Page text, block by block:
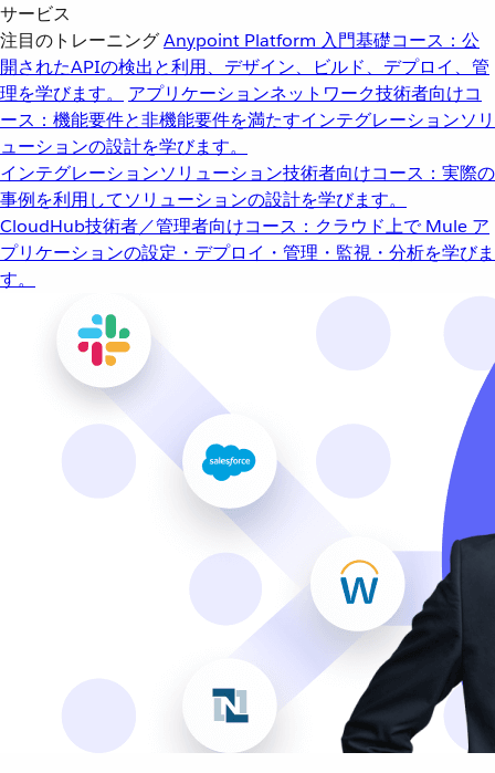
サービス
注目のトレーニングAnypoint Platform 入門基礎コース：公
開されたAPIの検出と利用、デザイン、ビルド、デプロイ、管
理を学びます。
アプリケーションネットワーク技術者向けコ
ース：機能要件と非機能要件を満たすインテグレーションソリ
ューションの設計を学びます。
インテグレーションソリューション技術者向けコース：実際の
事例を利用してソリューションの設計を学びます。
CloudHub技術者／管理者向けコース：クラウド上で Mule ア
プリケーションの設定・デプロイ・管理・監視・分析を学びま
す。